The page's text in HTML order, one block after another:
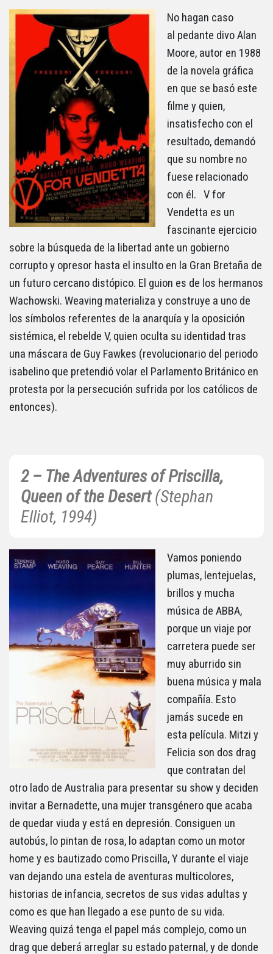
No hagan caso
al pedante divo Alan
Moore, autor en 1988
de la novela gráfica
en que se basó este
filme y quien,
insatisfecho con el
resultado, demandó
que su nombre no
fuese relacionado
con él. V for
Vendetta es un
fascinante ejercicio
sobre la búsqueda de la libertad ante un gobierno
corrupto y opresor hasta el insulto en la Gran Bretaña de
un futuro cercano distópico. El guion es de los hermanos
Wachowski. Weaving materializa y construye a uno de
los símbolos referentes de la anarquía y la oposición
sistémica, el rebelde V, quien oculta su identidad tras
una máscara de Guy Fawkes (revolucionario del periodo
isabelino que pretendió volar el Parlamento Británico en
protesta por la persecución sufrida por los católicos de
entonces).
2 – The Adventures of Priscilla,
Queen of the Desert(Stephan
Elliot, 1994)
Vamos poniendo
plumas, lentejuelas,
brillos y mucha
música de ABBA,
porque un viaje por
carretera puede ser
muy aburrido sin
buena música y mala
compañía. Esto
jamás sucede en
esta película. Mitzi y
Felicia son dos drag
que contratan del
otro lado de Australia para presentar su show y deciden
invitar a Bernadette, una mujer transgénero que acaba
de quedar viuda y está en depresión. Consiguen un
autobús, lo pintan de rosa, lo adaptan como un motor
home y es bautizado como Priscilla, Y durante el viaje
van dejando una estela de aventuras multicolores,
historias de infancia, secretos de sus vidas adultas y
como es que han llegado a ese punto de su vida.
Weaving quizá tenga el papel más complejo, como un
drag que deberá arreglar su estado paternal, y de donde